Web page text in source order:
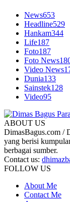
News653
Headline529
Hankam344
Life187
Foto187
Foto News
Video News
Dunia133
Sainstek128
Video95
ABOUT US
DimasBagus.com /
yang berisi
berbagai sumber.
Contact us:
FOLLOW US
About Me
Contact Me